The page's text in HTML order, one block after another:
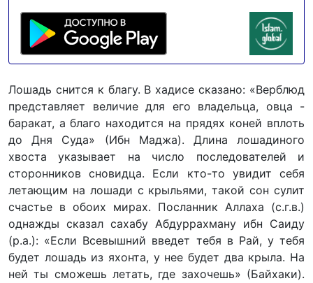
Лошадь снится к благу. В хадисе сказано: «Верблюд
представляет величие для его владельца, овца -
баракат, а благо находится на прядях коней вплоть
до Дня Суда» (Ибн Маджа). Длина лошадиного
хвоста указывает на число последователей и
сторонников сновидца. Если кто-то увидит себя
летающим на лошади с крыльями, такой сон сулит
счастье в обоих мирах. Посланник Аллаха (с.г.в.)
однажды сказал сахабу Абдуррахману ибн Саиду
(р.а.): «Если Всевышний введет тебя в Рай, у тебя
будет лошадь из яхонта, у нее будет два крыла. На
ней ты сможешь летать, где захочешь» (Байхаки).